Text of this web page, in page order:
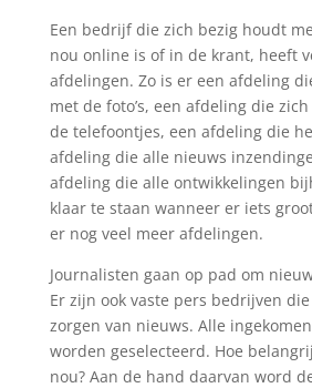
Een bedrijf die zich bezig houdt
nou online is of in de krant, heeft
afdelingen. Zo is er een afdeling
met de foto’s, een afdeling die
de telefoontjes, een afdeling die
afdeling die alle nieuws
afdeling die alle ontwikkelingen
klaar te staan wanneer er iets
er nog veel meer afdelingen.
Journalisten gaan op pad om
Er zijn ook vaste pers bedrijven
zorgen van nieuws. Alle
worden geselecteerd. Hoe
nou? Aan de hand daarvan word